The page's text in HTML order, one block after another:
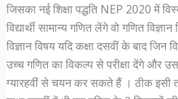
जिसका नई शिक्षा पद्धति NEP 2020 में
विद्यार्थी सामान्य गणित लेंगे वो गणित
विज्ञान विषय यदि कक्षा दसवीं के बाद जिन
उच्च गणित का विकल्प से परीक्षा देंगे और
ग्यारहवीं से चयन कर सकते हैं । ठीक